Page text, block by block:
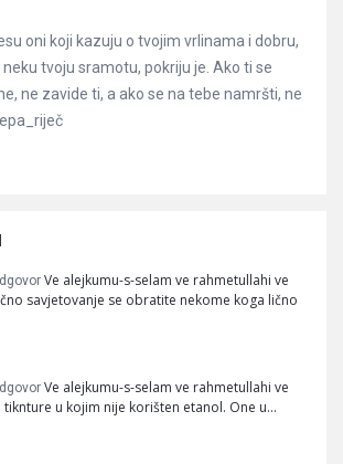
oni koji kazuju o tvojim vrlinama i dobru,
tvoju sramotu, pokriju je. Ako ti se
ne zavide ti, a ako se na tebe namršti, ne
Ve alejkumu-s-selam ve rahmetullahi ve
savjetovanje se obratite nekome koga lično
Ve alejkumu-s-selam ve rahmetullahi ve
u kojim nije korišten etanol. One u…